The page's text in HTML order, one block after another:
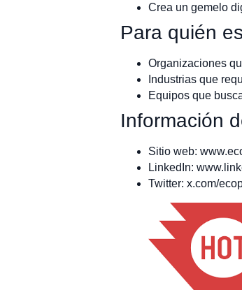
Crea un gemelo
Para quién
Organizaciones
Industrias que
Equipos que
Información
Sitio web:
LinkedIn:
Twitter: x.com/